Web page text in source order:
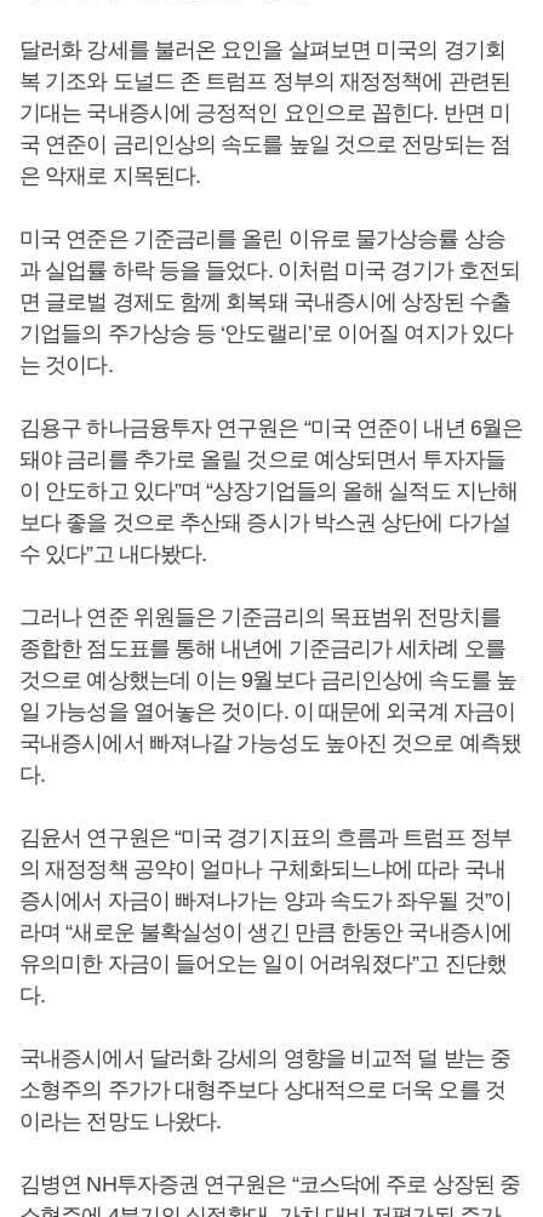
달러화 강세를 불러온 요인을 살펴보면 미국의 경기회
복 기조와 도널드 존 트럼프 정부의 재정정책에 관련된
기대는 국내증시에 긍정적인 요인으로 꼽힌다. 반면 미
국 연준이 금리인상의 속도를 높일 것으로 전망되는 점
은 악재로 지목된다.
미국 연준은 기준금리를 올린 이유로 물가상승률 상승
과 실업률 하락 등을 들었다. 이처럼 미국 경기가 호전되
면 글로벌 경제도 함께 회복돼 국내증시에 상장된 수출
기업들의 주가상승 등 ‘안도랠리’로 이어질 여지가 있다
는 것이다.
김용구 하나금융투자 연구원은 “미국 연준이 내년 6월은
돼야 금리를 추가로 올릴 것으로 예상되면서 투자자들
이 안도하고 있다”며 “상장기업들의 올해 실적도 지난해
보다 좋을 것으로 추산돼 증시가 박스권 상단에 다가설
수 있다”고 내다봤다.
그러나 연준 위원들은 기준금리의 목표범위 전망치를
종합한 점도표를 통해 내년에 기준금리가 세차례 오를
것으로 예상했는데 이는 9월보다 금리인상에 속도를 높
일 가능성을 열어놓은 것이다. 이 때문에 외국계 자금이
국내증시에서 빠져나갈 가능성도 높아진 것으로 예측됐
다.
김윤서 연구원은 “미국 경기지표의 흐름과 트럼프 정부
의 재정정책 공약이 얼마나 구체화되느냐에 따라 국내
증시에서 자금이 빠져나가는 양과 속도가 좌우될 것”이
라며 “새로운 불확실성이 생긴 만큼 한동안 국내증시에
유의미한 자금이 들어오는 일이 어려워졌다”고 진단했
다.
국내증시에서 달러화 강세의 영향을 비교적 덜 받는 중
소형주의 주가가 대형주보다 상대적으로 더욱 오를 것
이라는 전망도 나왔다.
김병연 NH투자증권 연구원은 “코스닥에 주로 상장된 중